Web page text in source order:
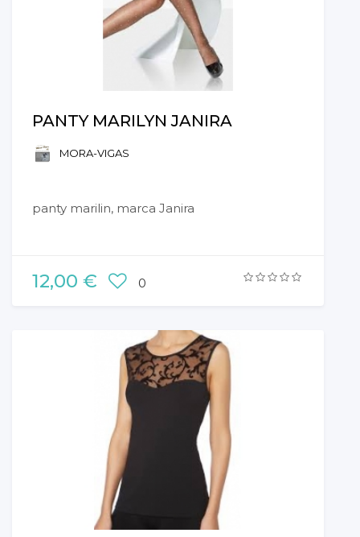
PANTY MARILYN JANIRA
MORA-VIGAS
panty marilin, marca Janira
12,00 € 0